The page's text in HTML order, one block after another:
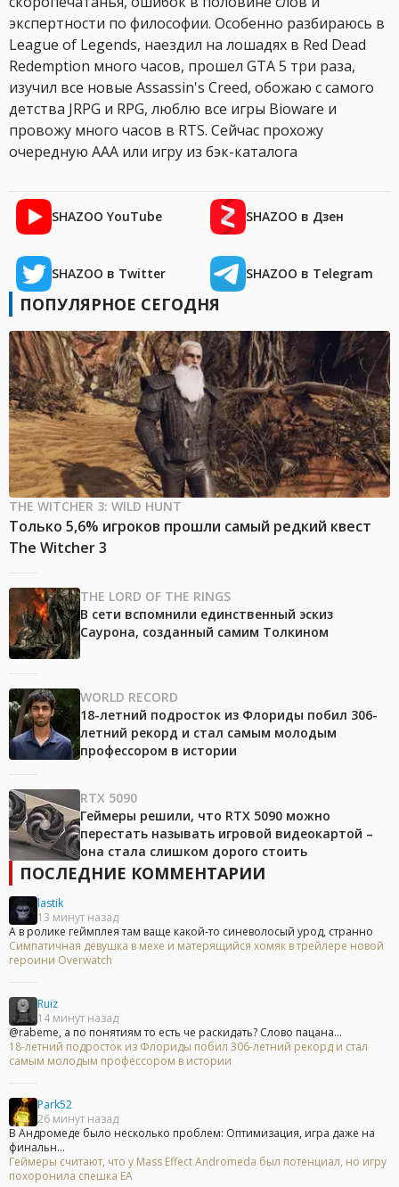
экспертности по философии. Особенно разбираюсь в
League of Legends, наездил на лошадях в Red Dead
Redemption много часов, прошел GTA 5 три раза,
изучил все новые Assassin's Creed, обожаю с самого
детства JRPG и RPG, люблю все игры Bioware и
провожу много часов в RTS. Сейчас прохожу
очередную AAA или игру из бэк-каталога
SHAZOO YouTube SHAZOO в Дзен
SHAZOO в Twitter SHAZOO в Telegram
ПОПУЛЯРНОЕ СЕГОДНЯ
THE WITCHER 3: WILD HUNT
Только 5,6% игроков прошли самый редкий квест
The Witcher 3
THE LORD OF THE RINGS
В сети вспомнили единственный эскиз
Саурона, созданный самим Толкином
WORLD RECORD
18-летний подросток из Флориды побил 306-
летний рекорд и стал самым молодым
профессором в истории
RTX 5090
Геймеры решили, что RTX 5090 можно
перестать называть игровой видеокартой –
она стала слишком дорого стоить
ПОСЛЕДНИЕ КОММЕНТАРИИ
lastik
13 минут назад
А в ролике геймплея там ваще какой-то синеволосый урод, странно
Симпатичная девушка в мехе и матерящийся хомяк в трейлере новой
героини Overwatch
Ruiz
14 минут назад
@rabeme, а по понятиям то есть че раскидать? Слово пацана...
18-летний подросток из Флориды побил 306-летний рекорд и стал
самым молодым профессором в истории
Park52
26 минут назад
В Андромеде было несколько проблем: Оптимизация, игра даже на
финальн...
Геймеры считают, что у Mass Effect Andromeda был потенциал, но игру
похоронила спешка EA